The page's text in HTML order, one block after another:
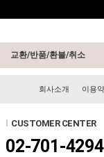
교환/반품/환불/취소
회사소개 이용
l CUSTOMER CENTER
02-701-4294